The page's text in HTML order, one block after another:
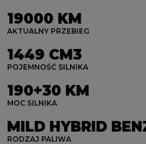
19000 KM
AKTUALNY PRZEBIEG
1449 CM3
POJEMNOŚĆ SILNIKA
190+30 KM
MOC SILNIKA
MILD HYBRID
RODZAJ PALIWA